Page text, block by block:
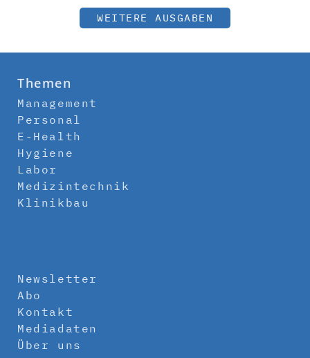
WEITERE AUSGABEN
Themen
Management
Personal
E-Health
Hygiene
Labor
Medizintechnik
Klinikbau
Newsletter
Abo
Kontakt
Mediadaten
Über uns